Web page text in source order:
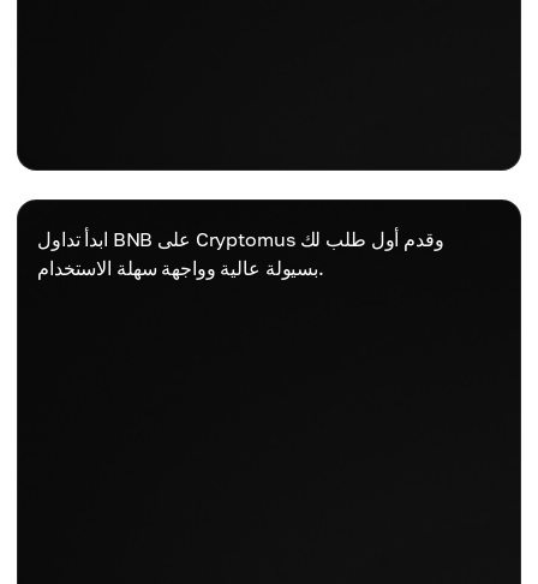
ابدأ تداول BNB على Cryptomus وقدم أول طلب لك
بسيولة عالية وواجهة سهلة الاستخدام.